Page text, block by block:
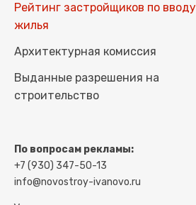
Рейтинг застройщиков по вводу
жилья
Архитектурная комиссия
Выданные разрешения на
строительство
По вопросам рекламы:
+7 (930) 347-50-13
info@novostroy-ivanovo.ru